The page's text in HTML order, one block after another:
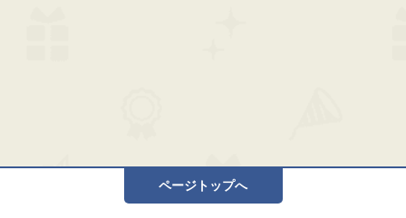
ページトップへ